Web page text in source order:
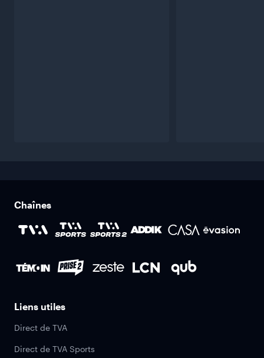
Chaînes
Liens utiles
Direct de TVA
Direct de TVA Sports